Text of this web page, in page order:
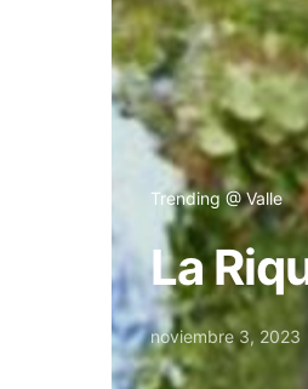
Trending @ Valle
La
noviembre 3, 2023